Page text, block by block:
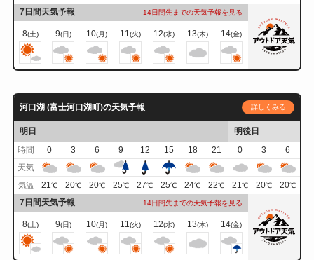
7日間天気予報 14日間先までの天気予報を見る
8(土) 9(日) 10(月) 11 (火) 12(水) 13(木) 14(金)
河口湖 (富士河口湖町)の天気予報 詳しくみる
明日
明後日
時間
0 3 6 9 12 15 18 21 0 3
6
天気
気温 21℃ 20℃ 20℃ 25℃ 27℃ 25℃ 24℃ 22℃ 21℃ 20℃ 20℃
7日間天気予報 14日間先までの天気予報を見る
8(土) 9(日) 10(月) 11(火) 12(水) 13(木) 14(金)